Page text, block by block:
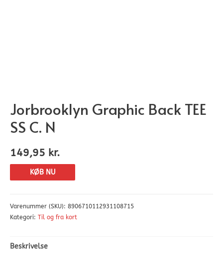
Jorbrooklyn Graphic Back TEE
SS C. N
149,95 kr.
KØB NU
Varenummer (SKU): 8906710112931108715
Kategori: Til og fra kort
Beskrivelse